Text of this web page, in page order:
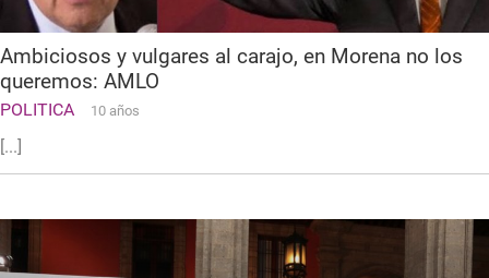
Ambiciosos y vulgares al carajo, en Morena no los
queremos: AMLO
POLITICA 10 años
[...]